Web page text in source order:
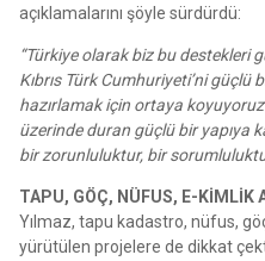
açıklamalarını şöyle sürdürdü:
“Türkiye olarak biz bu destekleri
Kıbrıs Türk Cumhuriyeti’ni güçlü
hazırlamak için ortaya
üzerinde duran güçlü bir yapıya
bir zorunluluktur, bir
TAPU, GÖÇ, NÜFUS, E-KİMLİK
Yılmaz, tapu kadastro, nüfus,
yürütülen projelere de dikkat